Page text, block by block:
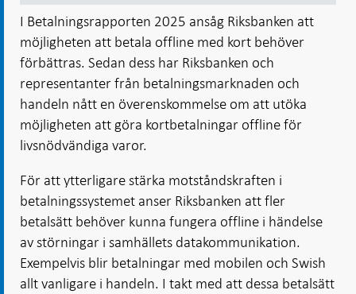
I Betalningsrapporten 2025 ansåg Riksbanken att
möjligheten att betala offline med kort behöver
förbättras. Sedan dess har Riksbanken och
representanter från betalningsmarknaden och
handeln nått en överenskommelse om att utöka
möjligheten att göra kortbetalningar offline för
livsnödvändiga varor.
För att ytterligare stärka motståndskraften i
betalningssystemet anser Riksbanken att fler
betalsätt behöver kunna fungera offline i händelse
av störningar i samhällets datakommunikation.
Exempelvis blir betalningar med mobilen och Swish
allt vanligare i handeln. I takt med att dessa betalsätt